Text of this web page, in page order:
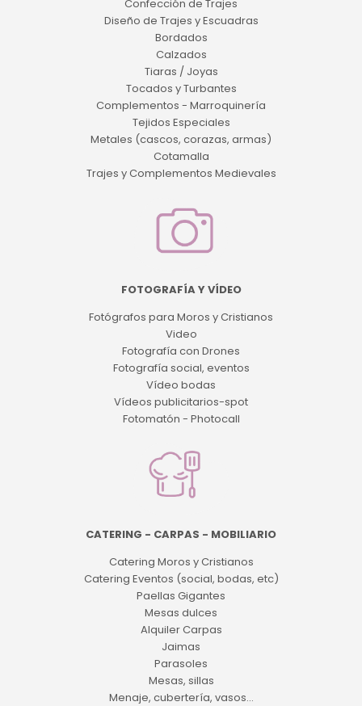
Confección de Trajes
Diseño de Trajes y Escuadras
Bordados
Calzados
Tiaras / Joyas
Tocados y Turbantes
Complementos - Marroquinería
Tejidos Especiales
Metales (cascos, corazas, armas)
Cotamalla
Trajes y Complementos Medievales
FOTOGRAFÍA Y VÍDEO
Fotógrafos para Moros y Cristianos
Video
Fotografía con Drones
Fotografía social, eventos
Vídeo bodas
Vídeos publicitarios-spot
Fotomatón - Photocall
CATERING - CARPAS - MOBILIARIO
Catering Moros y Cristianos
Catering Eventos (social, bodas, etc)
Paellas Gigantes
Mesas dulces
Alquiler Carpas
Jaimas
Parasoles
Mesas, sillas
Menaje, cubertería, vasos...